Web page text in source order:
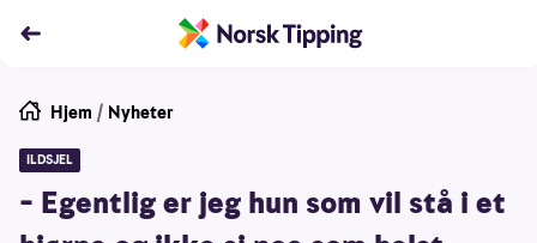
Hjem / Nyheter
ILDSJEL
– Egentlig er jeg hun som vil stå i et